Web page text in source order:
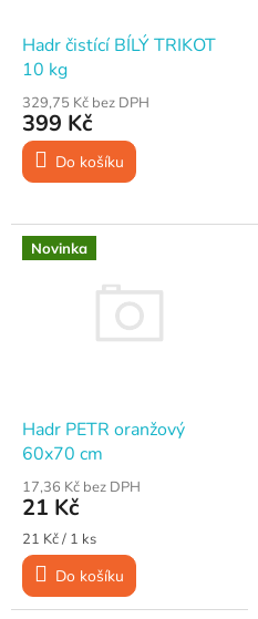
Hadr čistící BÍLÝ TRIKOT
10 kg
329,75 Kč bez DPH
399 Kč
Do košíku
Novinka
Hadr PETR oranžový
60x70 cm
17,36 Kč bez DPH
21 Kč
Měrná
cena:
21 Kč / 1 ks
Do košíku